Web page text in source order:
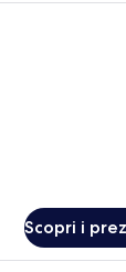
Una
Scopri i